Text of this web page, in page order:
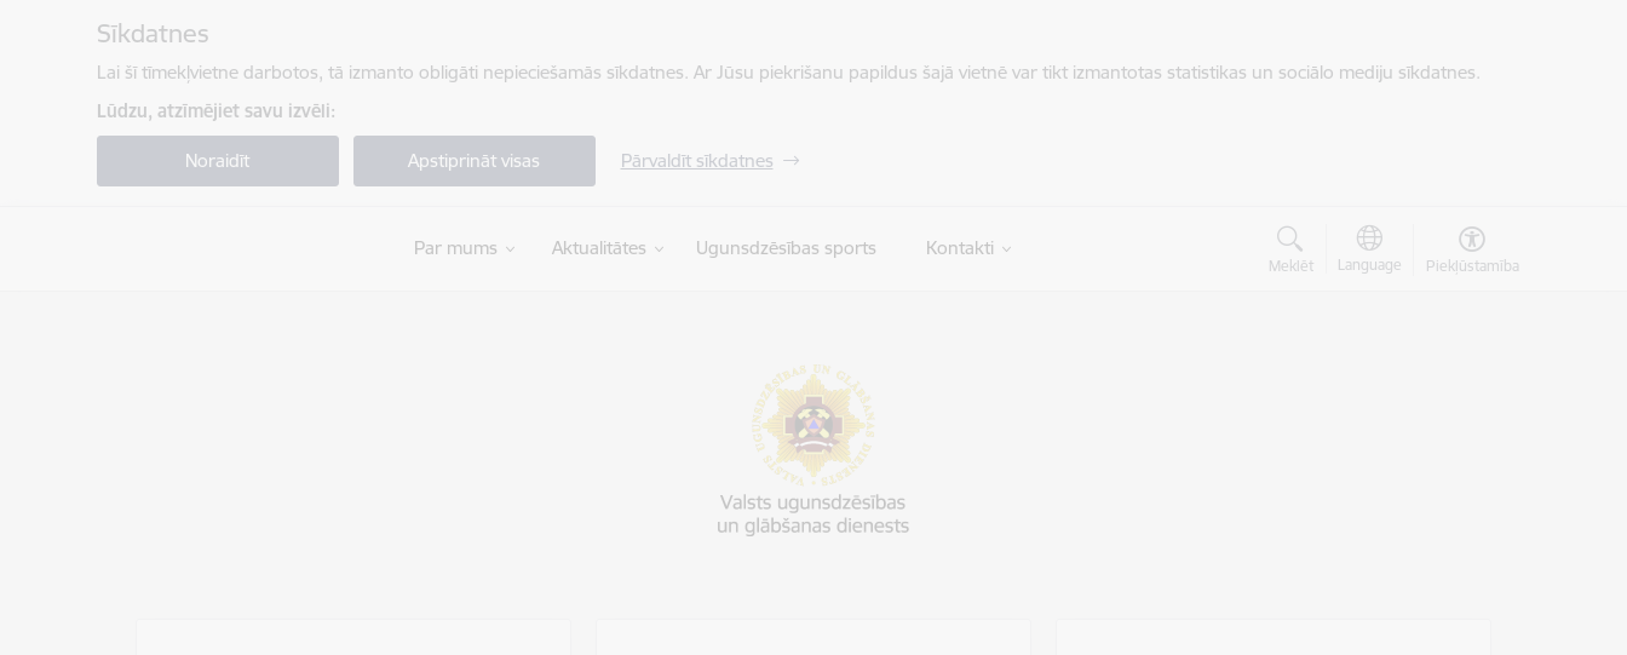
Sīkdatnes
Lai šī tīmekļvietne darbotos, tā izmanto obligāti nepieciešamās sīkdatnes. Ar Jūsu piekrišanu papildus šajā vietnē var tikt izmantotas statistikas un sociālo mediju sīkdatnes.
Lūdzu, atzīmējiet savu izvēli:
Noraidīt Apstiprināt visas Pārvaldīt sīkdatnes
Par mums Aktualitātes Ugunsdzēsības sports Kontakti
Meklēt Language Piekļūstamība